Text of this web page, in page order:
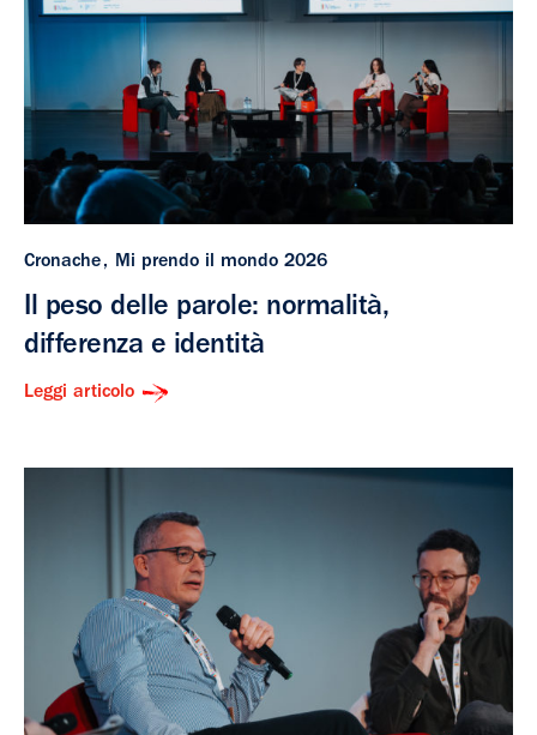
Cronache Mi prendo il mondo 2026
Il peso delle parole: normalità,
differenza e identità
Leggi articolo